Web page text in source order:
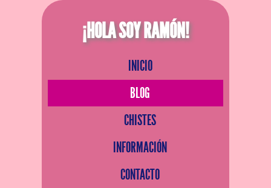
¡HOLA SOY RAMÓN!
INICIO
BLOG
CHISTES
INFORMACIÓN
CONTACTO